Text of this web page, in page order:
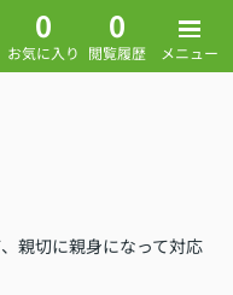
0
お気に入り
0
閲覧履歴 メニュー
親切に親身になって対応